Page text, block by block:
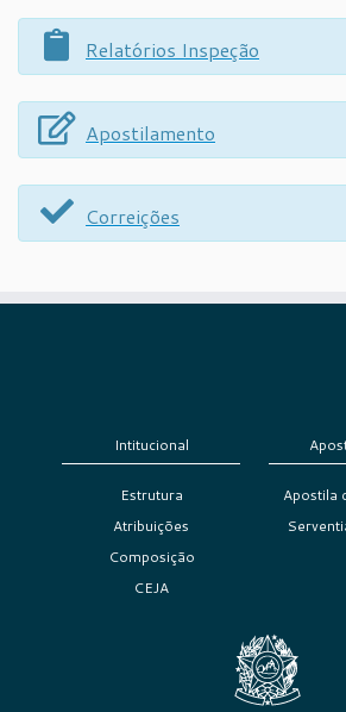
Relatórios Inspeção
Apostilamento
Correições
Intitucional
Estrutura
Atribuições
Composição
CEJA
Apostila